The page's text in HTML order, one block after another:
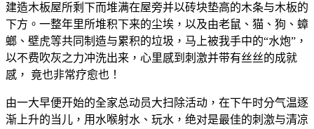
建造木板屋所剩下而堆满在屋旁并以砖块垫高的木条与木板的
下方。一整年里所堆积下来的尘埃，以及由老鼠、猫、狗、蟑
螂、壁虎等共同制造与累积的垃圾，马上被我手中的“水炮”，
以不费吹灰之力冲洗出来，心里感到刺激并带有丝丝的成就
感， 竟也非常疗愈也！
由一大早便开始的全家总动员大扫除活动，在下午时分气温逐
渐上升的当儿，用水喉射水、玩水，绝对是最佳的刺激与清凉